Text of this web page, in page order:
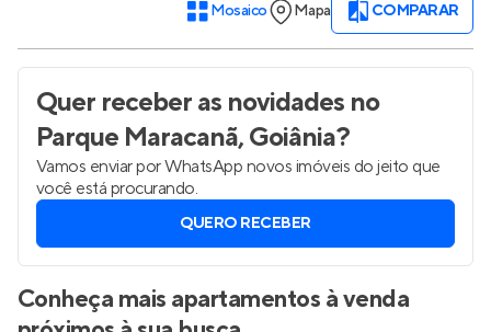
Mosaico Mapa COMPARAR
Quer receber as novidades no
Parque Maracanã, Goiânia?
Vamos enviar por WhatsApp novos imóveis do jeito que
você está procurando.
QUERO RECEBER
Conheça mais apartamentos à venda